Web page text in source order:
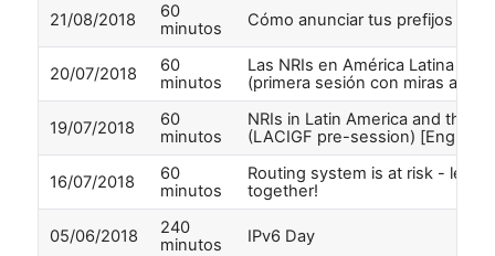
21/08/2018
60
minutos
Cómo anunciar tus prefijos IPv6
20/07/2018
60
minutos
Las NRIs en América Latina y el
(primera sesión con miras al
19/07/2018
60
minutos
NRIs in Latin America and the
(LACIGF pre-session) [English]
16/07/2018
60
minutos
Routing system is at risk - let's
together!
05/06/2018
240
minutos
IPv6 Day